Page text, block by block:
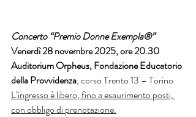
Concerto “Premio Donne Exempla®”
Venerdì 28 novembre 2025, ore 20.30
Auditorium Orpheus, Fondazione Educatorio
della Provvidenza, corso Trento 13 – Torino
L’ingresso è libero, fino a esaurimento posti,
con obbligo di prenotazione.